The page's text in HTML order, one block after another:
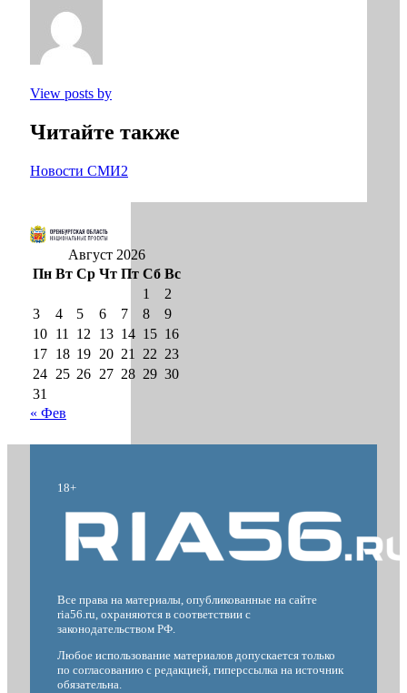
View posts by
Читайте также
Новости СМИ2
Август 2026
Пн Вт Ср Чт Пт Сб Вс
1
2
3
4 5 6 7 8
9
10 11 12 13 14 15 16
17 18 19 20 21 22 23
24 25 26 27 28 29 30
31
« Фев
18+
Все права на материалы, опубликованные на сайте
ria56.ru, охраняются в соответствии с
законодательством РФ.
Любое использование материалов допускается только
по согласованию с редакцией, гиперссылка на источник
обязательна.